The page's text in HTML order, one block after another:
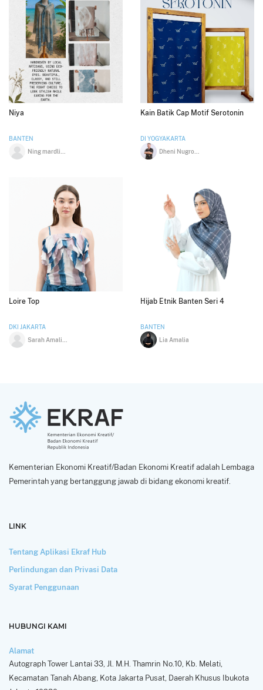
Niya
BANTEN
Kain Batik Cap Motif Serotonin
DI YOGYAKARTA
Loire Top
DKI JAKARTA
Hijab Etnik Banten Seri 4
BANTEN
Lia Amalia
Kementerian Ekonomi Kreatif/Badan Ekonomi Kreatif adalah Lembaga
Pemerintah yang bertanggung jawab di bidang ekonomi kreatif.
LINK
Tentang Aplikasi Ekraf Hub
Perlindungan dan Privasi Data
Syarat Penggunaan
HUBUNGI KAMI
Alamat
Autograph Tower Lantai 33, Jl. M.H. Thamrin No.10, Kb. Melati,
Kecamatan Tanah Abang, Kota Jakarta Pusat, Daerah Khusus Ibukota